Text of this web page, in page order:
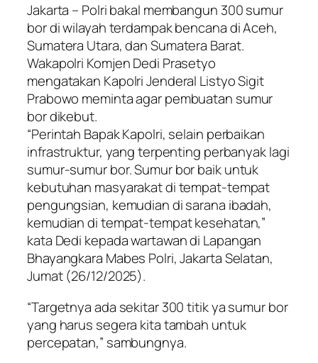
Jakarta – Polri bakal membangun 300 sumur
bor di wilayah terdampak bencana di Aceh,
Sumatera Utara, dan Sumatera Barat.
Wakapolri Komjen Dedi Prasetyo
mengatakan Kapolri Jenderal Listyo Sigit
Prabowo meminta agar pembuatan sumur
bor dikebut.
“Perintah Bapak Kapolri, selain perbaikan
infrastruktur, yang terpenting perbanyak lagi
sumur-sumur bor. Sumur bor baik untuk
kebutuhan masyarakat di tempat-tempat
pengungsian, kemudian di sarana ibadah,
kemudian di tempat-tempat kesehatan,”
kata Dedi kepada wartawan di Lapangan
Bhayangkara Mabes Polri, Jakarta Selatan,
Jumat (26/12/2025).
“Targetnya ada sekitar 300 titik ya sumur bor
yang harus segera kita tambah untuk
percepatan,” sambungnya.